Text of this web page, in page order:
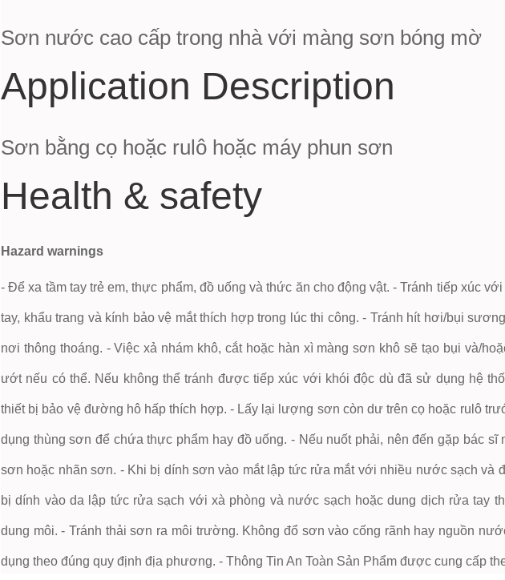
Sơn nước cao cấp trong nhà với màng sơn bóng mờ
Application Description
Sơn bằng cọ hoặc rulô hoặc máy phun sơn
Health & safety
Hazard warnings
- Để xa tầm tay trẻ em, thực phẩm, đồ uống và thức ăn cho động vật. - Tránh tiếp xúc
tay, khẩu trang và kính bảo vệ mắt thích hợp trong lúc thi công. - Tránh hít hơi/bụi
nơi thông thoáng. - Việc xả nhám khô, cắt hoặc hàn xì màng sơn khô sẽ tạo bụi và/
ướt nếu có thể. Nếu không thể tránh được tiếp xúc với khói độc dù đã sử dụng hệ
thiết bị bảo vệ đường hô hấp thích hợp. - Lấy lại lượng sơn còn dư trên cọ hoặc rulô
dụng thùng sơn để chứa thực phẩm hay đồ uống. - Nếu nuốt phải, nên đến gặp bác sĩ
sơn hoặc nhãn sơn. - Khi bị dính sơn vào mắt lập tức rửa mắt với nhiều nước sạch và
bị dính vào da lập tức rửa sạch với xà phòng và nước sạch hoặc dung dịch rửa tay
dung môi. - Tránh thải sơn ra môi trường. Không đổ sơn vào cống rãnh hay nguồn
dụng theo đúng quy định địa phương. - Thông Tin An Toàn Sản Phẩm được cung cấp